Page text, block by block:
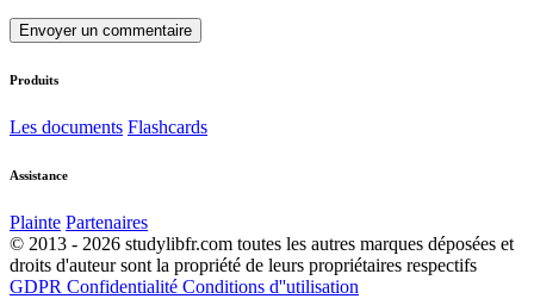
Envoyer un commentaire
Produits
Les documents Flashcards
Assistance
Plainte Partenaires
© 2013 - 2026 studylibfr.com toutes les autres marques déposées et
droits d'auteur sont la propriété de leurs propriétaires respectifs
GDPR Confidentialité Conditions d''utilisation